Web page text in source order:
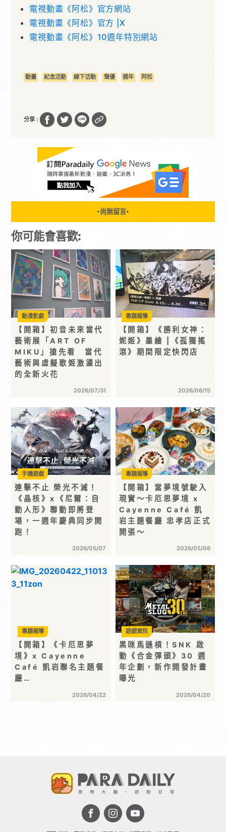
電視動畫《阿松》官方網站
電視動畫《阿松》官方 |X
電視動畫《阿松》10週年特別網站
動畫 紀念活動 線下活動 聲優 週年 阿松
分享 :
▼ 尚無留言▼
你可能會喜歡:
【開箱】初音未來當代
藝術展「ART OF
MIKU」搶先看 當代
藝術與虛擬歌姬激盪出
的全新火花
2026/07/31
動漫影劇
【開箱】《勝利女神：
妮姬》墨繪 |《孤獨搖
滾》期間限定快閃店
2026/06/15
專題報導
連擊不止 榮光不滅！
《晶核》x《尼爾：自
動人形》聯動即將登
場，一週年慶典同步開
跑！
2026/05/07
手機遊戲
【開箱】當夢境號駛入
現實～卡厄思夢境 x
Cayenne Café 凱
岩主題餐廳 忠孝店正式
開張～
2026/05/06
專題報導
【開箱】《卡厄思夢
境》x Cayenne
Café 凱岩聯名主題餐
廳…
2026/04/22
專題報導
黑咪馬遜槓！SNK 啟
動《合金彈頭》30 週
年企劃，新作開發計畫
曝光
2026/04/20
遊戲資訊
分享 :
【開箱】初音未來當代藝術展